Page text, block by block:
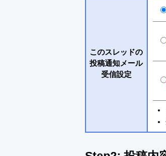
このスレッドの
投稿通知メール
受信設定